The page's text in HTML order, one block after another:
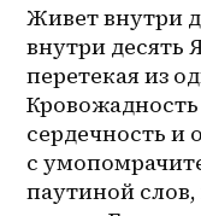
Живет внутри
внутри десять
перетекая из
сердечность и
с
паутиной